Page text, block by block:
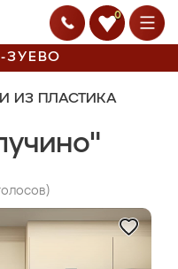
0
ЗУЕВО
ИЗ ПЛАСТИКА